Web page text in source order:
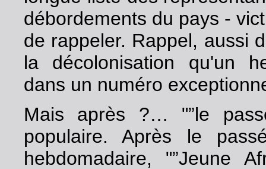
débordements du pays -
de rappeler. Rappel, aussi
la décolonisation qu'un
dans un numéro
Mais après ?… "”le
populaire. Après le
hebdomadaire, "”Jeune